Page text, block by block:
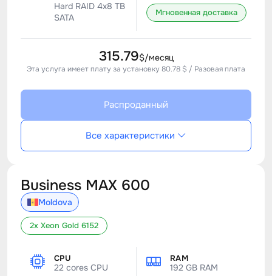
Hard RAID 4x8 TB
SATA
Мгновенная доставка
315.79$/месяц
Эта услуга имеет плату за установку 80.78 $ / Разовая плата
Распроданный
Все характеристики
Business MAX 600
Moldova
2x Xeon Gold 6152
CPU
22 cores CPU
RAM
192 GB RAM